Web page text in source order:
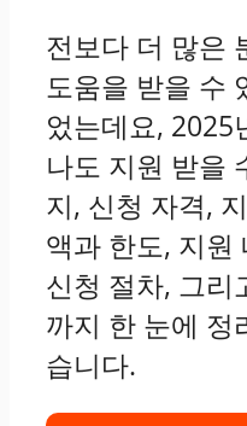
전보다 더 많은
도움을 받을 수
었는데요, 2025
나도 지원 받을
지, 신청 자격,
액과 한도, 지원
신청 절차, 그리
까지 한 눈에 정
습니다.